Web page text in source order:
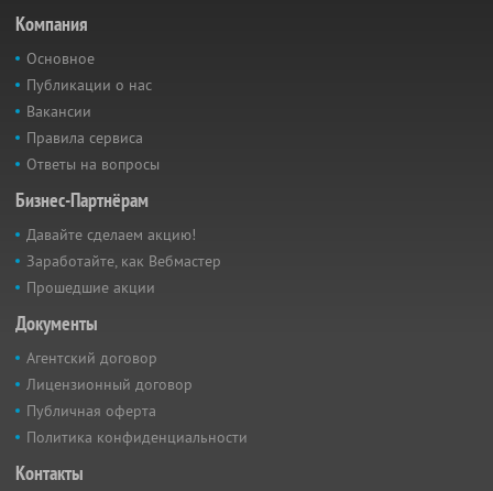
Компания
Основное
Публикации о нас
Вакансии
Правила сервиса
Ответы на вопросы
Бизнес-Партнёрам
Давайте сделаем акцию!
Заработайте, как Вебмастер
Прошедшие акции
Документы
Агентский договор
Лицензионный договор
Публичная оферта
Политика конфиденциальности
Контакты